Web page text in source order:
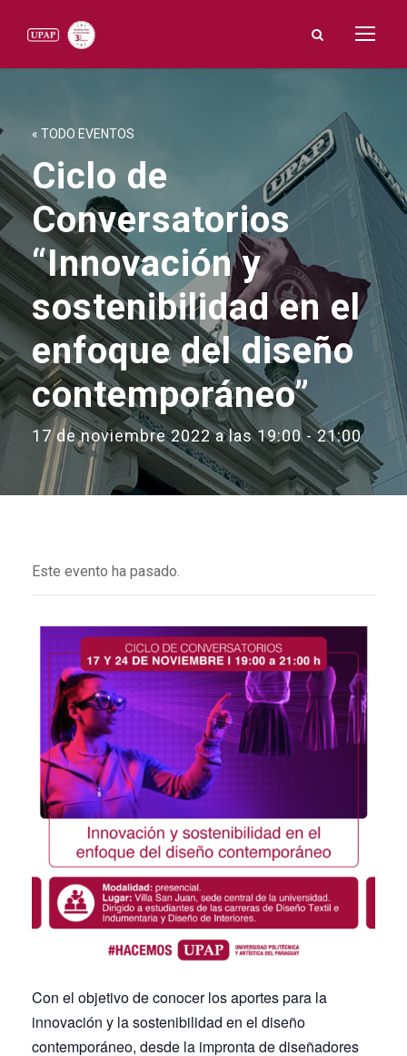
« TODO EVENTOS
Ciclo de
Conversatorios
“Innovación y
sostenibilidad en el
enfoque del diseño
contemporáneo”
17 de noviembre 2022 a las 19:00-21:00
Este evento ha pasado.
Con el objetivo de conocer los aportes para la
innovación y la sostenibilidad en el diseño
contemporáneo, desde la impronta de diseñadores